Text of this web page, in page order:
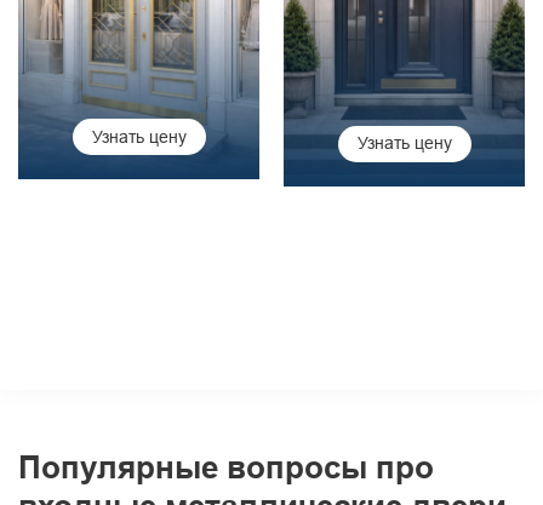
Узнать цену Узнать цену
Популярные вопросы про